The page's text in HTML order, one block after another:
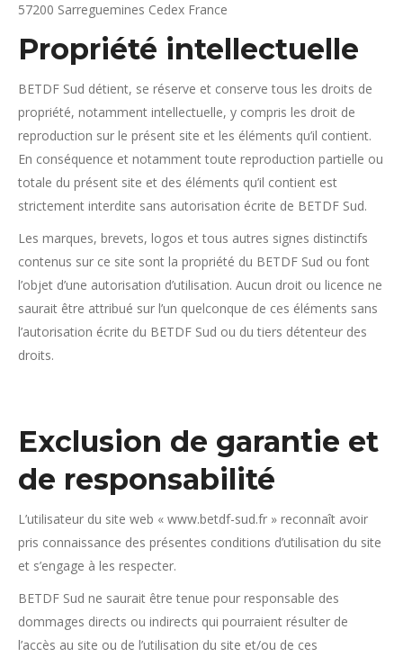
57200 Sarreguemines Cedex France
Propriété intellectuelle
BETDF Sud détient, se réserve et conserve tous les droits de
propriété, notamment intellectuelle, y compris les droit de
reproduction sur le présent site et les éléments qu’il contient.
En conséquence et notamment toute reproduction partielle ou
totale du présent site et des éléments qu’il contient est
strictement interdite sans autorisation écrite de BETDF Sud.
Les marques, brevets, logos et tous autres signes distinctifs
contenus sur ce site sont la propriété du BETDF Sud ou font
l’objet d’une autorisation d’utilisation. Aucun droit ou licence ne
saurait être attribué sur l’un quelconque de ces éléments sans
l’autorisation écrite du BETDF Sud ou du tiers détenteur des
droits.
Exclusion de garantie et
de responsabilité
L’utilisateur du site web « www.betdf-sud.fr » reconnaît avoir
pris connaissance des présentes conditions d’utilisation du site
et s’engage à les respecter.
BETDF Sud ne saurait être tenue pour responsable des
dommages directs ou indirects qui pourraient résulter de
l’accès au site ou de l’utilisation du site et/ou de ces